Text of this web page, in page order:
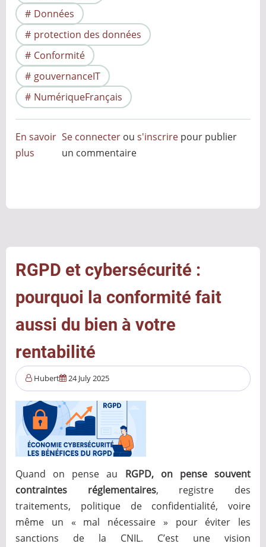
Données
protection des données
Conformité
gouvernanceIT
NumériqueFrançais
En savoir
plus
l’administration
française
un
stratégique
pour
la
souveraineté
numérique
Se connecter ous'inscrire pour publier
un commentaire
RGPD et cybersécurité :
pourquoi la conformité fait
aussi du bien à votre
rentabilité
Hubert 24 July 2025
Quand on pense au RGPD, on pense souvent
contraintes réglementaires, registre des
traitements, politique de confidentialité, voire
même un « mal nécessaire » pour éviter les
sanctions de la CNIL. C’est une vision